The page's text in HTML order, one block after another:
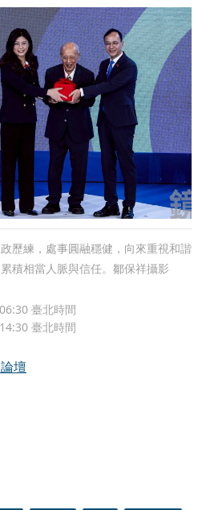
歷練，處事圓融穩健，向來重視和諧
積相當人脈與信任。鄒保祥攝影
臺北時間
臺北時間
壇